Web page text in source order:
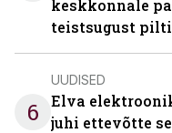
keskkonnale
teistsugust pilti
6
UUDISED
Elva
juhi ettevõtte